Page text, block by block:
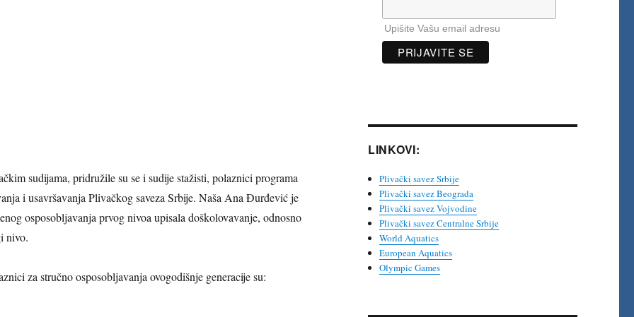
sudijama, pridružile su se i sudije stažisti, polaznici programa
i usavršavanja Plivačkog saveza Srbije. Naša Ana Đurđević je
osposobljavanja prvog nivoa upisala doškolovavanje, odnosno
nivo.
za stručno osposobljavanja ovogodišnje generacije su:
Upišite Vašu email adresu
LINKOVI:
Plivački savez Srbije
Plivački savez Beograda
Plivački savez Vojvodine
Plivački savez Centralne Srbije
World Aquatics
European Aquatics
Olympic Games